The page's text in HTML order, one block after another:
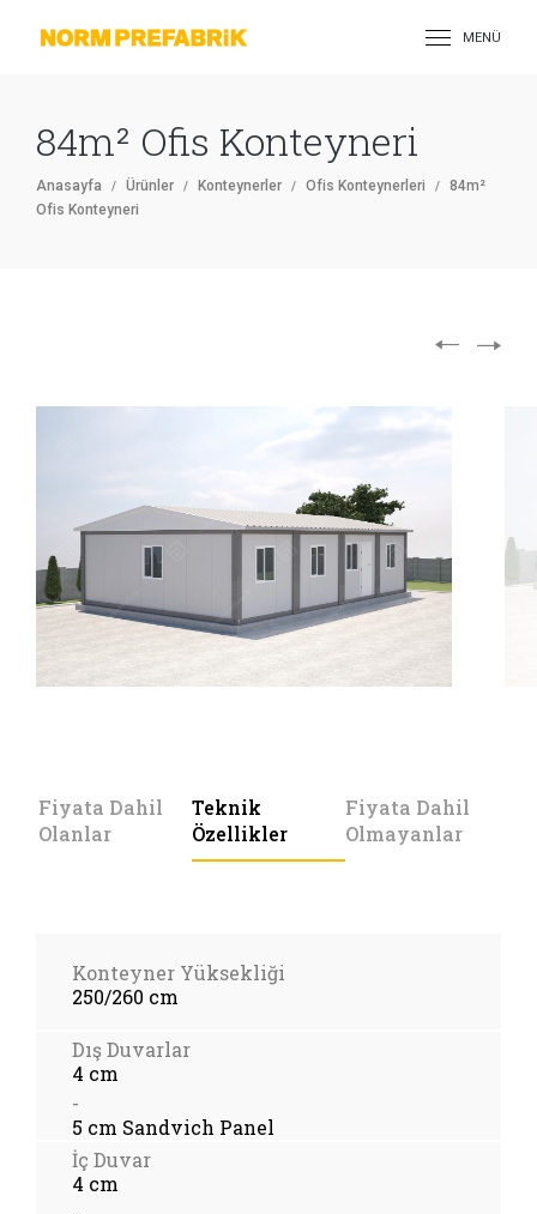
MENÜ
84m² Ofis Konteyneri
Anasayfa Ürünler Konteynerler Ofis Konteynerleri
84m²
Ofis Konteyneri
Fiyata Dahil
Olanlar
Teknik
Özellikler
Fiyata Dahil
Olmayanlar
Konteyner Yüksekliği
250/260 cm
Dış Duvarlar
4 cm
-
5 cm Sandvich Panel
İç Duvar
4 cm